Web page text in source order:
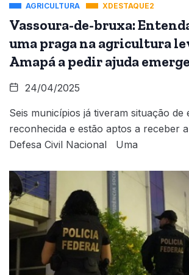
AGRICULTURA XDESTAQUE2
Vassoura-de-bruxa:
uma praga na agricultura
Amapá a pedir ajuda
24/04/2025
Seis municípios já tiveram situação de
reconhecida e estão aptos a receber
Defesa Civil Nacional Uma